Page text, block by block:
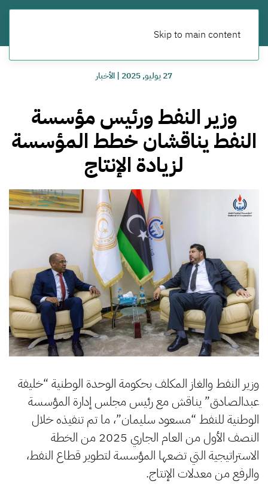
Skip to main content
27 يوليو, 2025 |الأخبار
‏وزير النفط ورئيس مؤسسة
النفط يناقشان خطط المؤسسة
لزيادة الإنتاج
وزير النفط والغاز المكلف بحكومة الوحدة الوطنية “خليفة
عبدالصادق” يناقش مع رئيس مجلس إدارة المؤسسة
الوطنية للنفط “مسعود سليمان”، ما تم تنفيذه خلال
النصف الأول من العام الجاري 2025 من الخطة
الاستراتيجية التي تضعها المؤسسة لتطوير قطاع النفط،
والرفع من معدلات الإنتاج.